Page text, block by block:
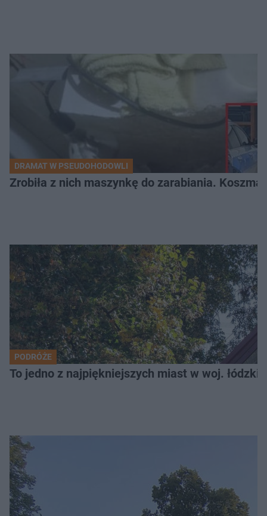
DRAMAT W PSEUDOHODOWLI
Zrobiła z nich maszynkę do zarabiania.
PODRÓŻE
To jedno z najpiękniejszych miast w woj.